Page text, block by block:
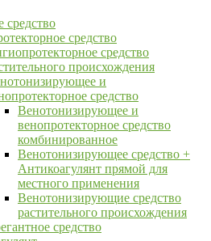
средство
средство
средство
происхождения
и
средство
Венотонизирующее и
венопротекторное средство
комбинированное
Венотонизирующее средство +
Антикоагулянт прямой для
местного применения
Венотонизирующие средство
растительного происхождения
средство